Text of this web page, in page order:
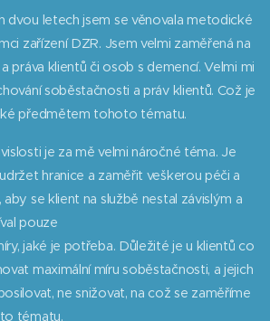
dvou letech jsem se věnovala metodické
zařízení DZR. Jsem velmi zaměřená na
práva klientů či osob s demencí. Velmi mi
soběstačnosti a práv klientů. Což je
předmětem tohoto tématu.
je za mě velmi náročné téma. Je
hranice a zaměřit veškerou péči a
se klient na službě nestal závislým a
pouze
jaké je potřeba. Důležité je u klientů co
maximální míru soběstačnosti, a jejich
ne snižovat, na což se zaměříme
tématu.